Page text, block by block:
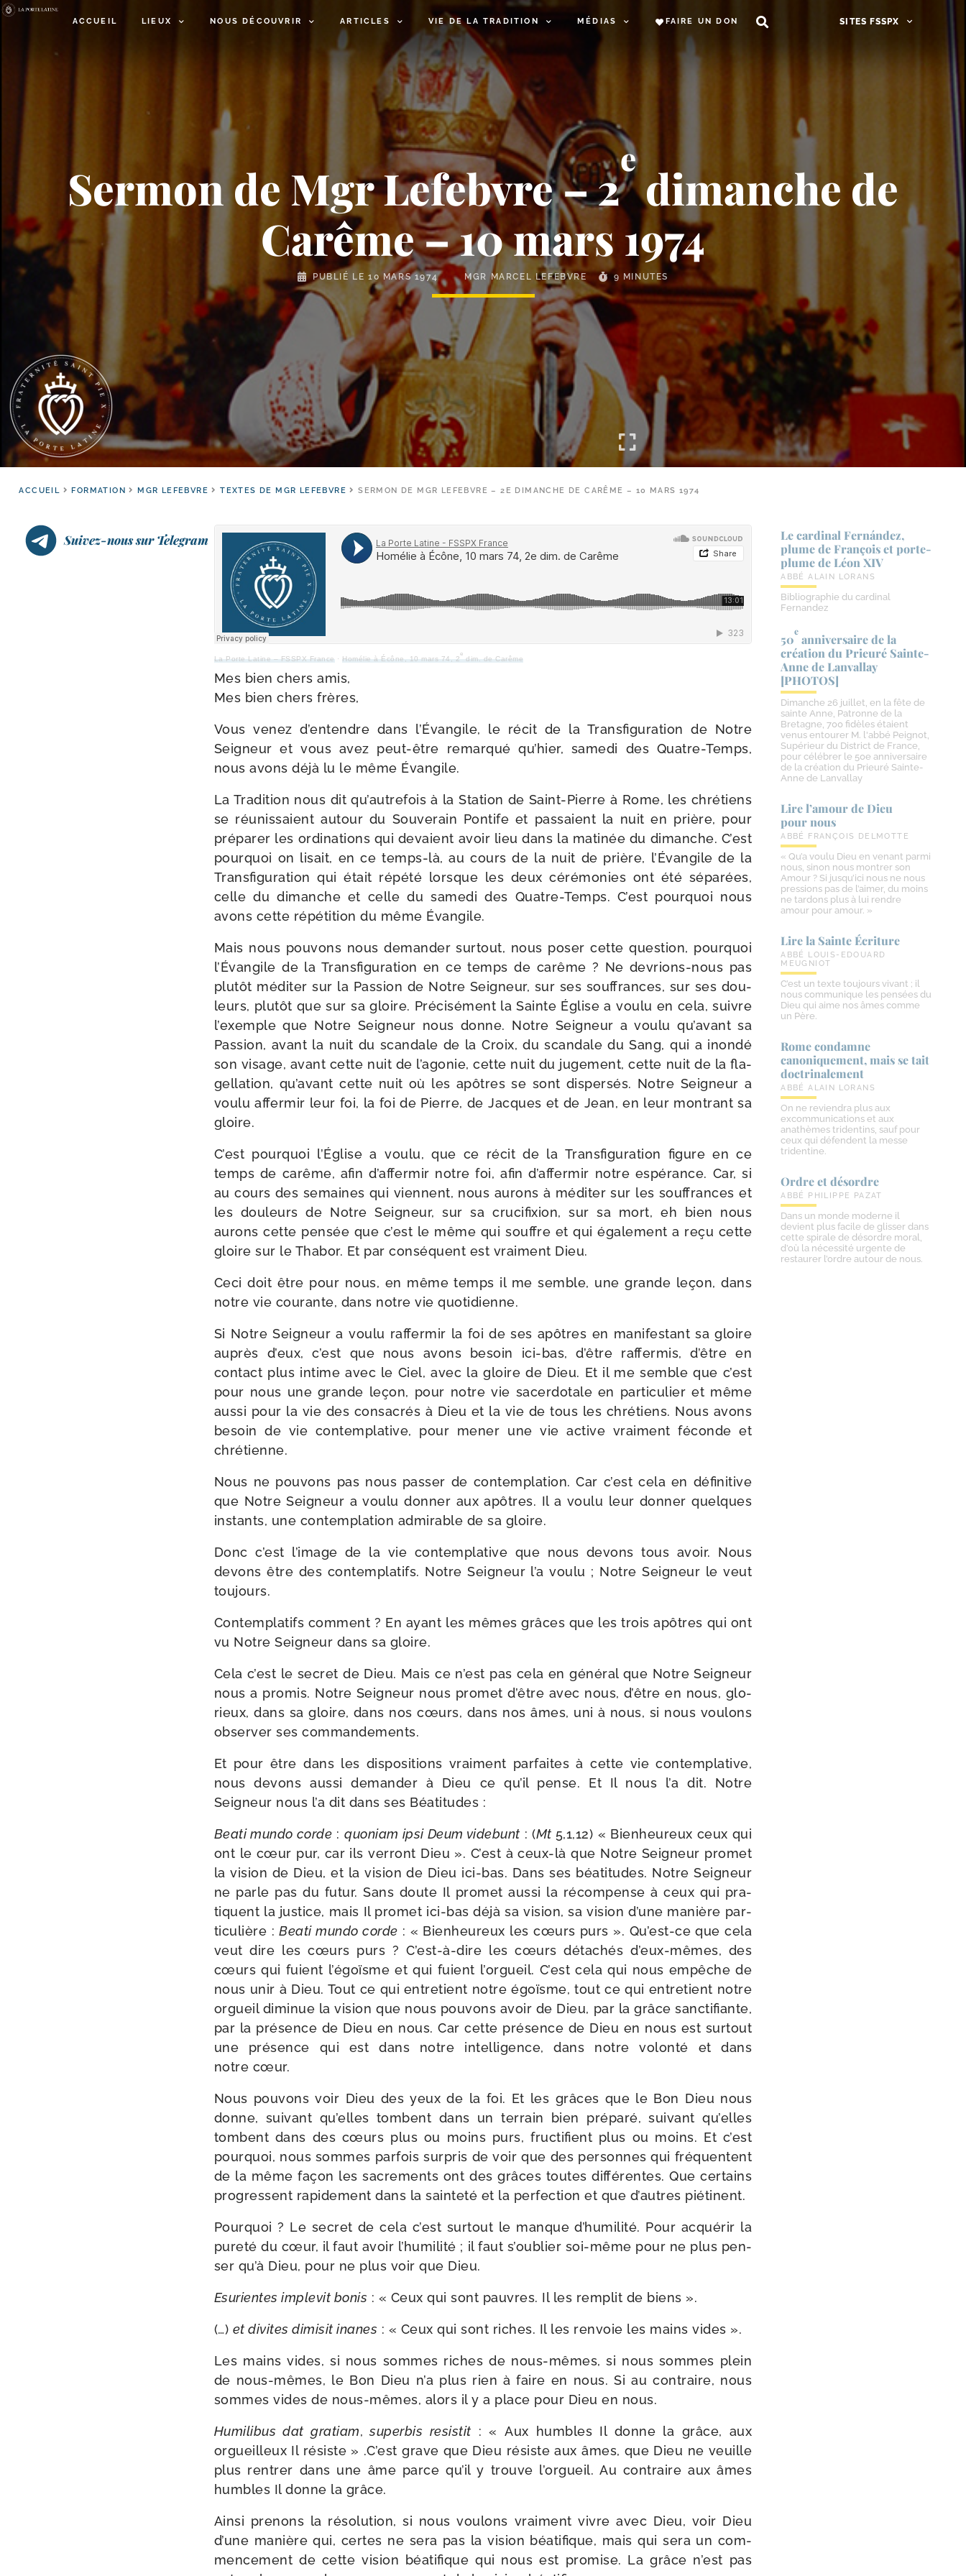
ACCUEIL LIEUX NOUS DÉCOUVRIR ARTICLES VIE DE LA TRADITION MÉDIAS FAIRE UN DON SITES FSSPX
Sermon de Mgr Lefebvre – 2
e
dimanche de
Carême – 10 mars 1974
PUBLIÉ LE 10 MARS 1974 MGR MARCEL LEFEBVRE 9 MINUTES
ACCUEIL FORMATION MGR LEFEBVRE TEXTES DE MGR LEFEBVRE SERMON DE MGR LEFEBVRE – 2E DIMANCHE DE CARÊME – 10 MARS 1974
Suivez-nous sur Telegram
La Porte Latine – FSSPX France·Homélie à Écône, 10 mars 74, 2
e
dim. de Carême
Mes bien chers amis,
Mes bien chers frères,
Vous venez d’entendre dans l’Évangile, le récit de la Transfiguration de Notre
Seigneur et vous avez peut-​être remar­qué qu’hier, same­di des Quatre-​Temps,
nous avons déjà lu le même Évangile.
La Tradition nous dit qu’autrefois à la Station de Saint-​Pierre à Rome, les chré­tiens
se réunis­saient autour du Souverain Pontife et pas­saient la nuit en prière, pour
pré­pa­rer les ordi­na­tions qui devaient avoir lieu dans la mati­née du dimanche. C’est
pour­quoi on lisait, en ce temps-​là, au cours de la nuit de prière, l’Évangile de la
Transfiguration qui était répé­té lorsque les deux céré­mo­nies ont été sépa­rées,
celle du dimanche et celle du same­di des Quatre-​Temps. C’est pour­quoi nous
avons cette répé­ti­tion du même Évangile.
Mais nous pou­vons nous deman­der sur­tout, nous poser cette ques­tion, pour­quoi
l’Évangile de la Transfiguration en ce temps de carême ? Ne devrions-​nous pas
plu­tôt médi­ter sur la Passion de Notre Seigneur, sur ses souf­frances, sur ses dou­
leurs, plu­tôt que sur sa gloire. Précisément la Sainte Église a vou­lu en cela, suivre
l’exemple que Notre Seigneur nous donne. Notre Seigneur a vou­lu qu’avant sa
Passion, avant la nuit du scan­dale de la Croix, du scan­dale du Sang, qui a inon­dé
son visage, avant cette nuit de l’agonie, cette nuit du juge­ment, cette nuit de la fla­
gel­la­tion, qu’avant cette nuit où les apôtres se sont dis­per­sés. Notre Seigneur a
vou­lu affer­mir leur foi, la foi de Pierre, de Jacques et de Jean, en leur mon­trant sa
gloire.
C’est pour­quoi l’Église a vou­lu, que ce récit de la Transfiguration figure en ce
temps de carême, afin d’affermir notre foi, afin d’affermir notre espé­rance. Car, si
au cours des semaines qui viennent, nous aurons à médi­ter sur les souf­frances et
les dou­leurs de Notre Seigneur, sur sa cru­ci­fixion, sur sa mort, eh bien nous
aurons cette pen­sée que c’est le même qui souffre et qui éga­le­ment a reçu cette
gloire sur le Thabor. Et par consé­quent est vrai­ment Dieu.
Ceci doit être pour nous, en même temps il me semble, une grande leçon, dans
notre vie cou­rante, dans notre vie quotidienne.
Si Notre Seigneur a vou­lu raf­fer­mir la foi de ses apôtres en mani­fes­tant sa gloire
auprès d’eux, c’est que nous avons besoin ici-​bas, d’être raf­fer­mis, d’être en
contact plus intime avec le Ciel, avec la gloire de Dieu. Et il me semble que c’est
pour nous une grande leçon, pour notre vie sacer­do­tale en par­ti­cu­lier et même
aus­si pour la vie des consa­crés à Dieu et la vie de tous les chré­tiens. Nous avons
besoin de vie contem­pla­tive, pour mener une vie active vrai­ment féconde et
chrétienne.
Nous ne pou­vons pas nous pas­ser de contem­pla­tion. Car c’est cela en défi­ni­tive
que Notre Seigneur a vou­lu don­ner aux apôtres. Il a vou­lu leur don­ner quelques
ins­tants, une contem­pla­tion admi­rable de sa gloire.
Donc c’est l’image de la vie contem­pla­tive que nous devons tous avoir. Nous
devons être des contem­pla­tifs. Notre Seigneur l’a vou­lu ; Notre Seigneur le veut
toujours.
Contemplatifs com­ment ? En ayant les mêmes grâces que les trois apôtres qui ont
vu Notre Seigneur dans sa gloire.
Cela c’est le secret de Dieu. Mais ce n’est pas cela en géné­ral que Notre Seigneur
nous a pro­mis. Notre Seigneur nous pro­met d’être avec nous, d’être en nous, glo­
rieux, dans sa gloire, dans nos cœurs, dans nos âmes, uni à nous, si nous vou­lons
obser­ver ses commandements.
Et pour être dans les dis­po­si­tions vrai­ment par­faites à cette vie contem­pla­tive,
nous devons aus­si deman­der à Dieu ce qu’il pense. Et Il nous l’a dit. Notre
Seigneur nous l’a dit dans ses Béatitudes :
Beati mun­do corde :quo­niam ipsi Deum vide­bunt : (Mt 5,1,12) « Bienheureux ceux qui
ont le cœur pur, car ils ver­ront Dieu ». C’est à ceux-​là que Notre Seigneur pro­met
la vision de Dieu, et la vision de Dieu ici-​bas. Dans ses béa­ti­tudes. Notre Seigneur
ne parle pas du futur. Sans doute Il pro­met aus­si la récom­pense à ceux qui pra­
tiquent la jus­tice, mais Il pro­met ici-​bas déjà sa vision, sa vision d’une manière par­
ti­cu­lière :Beati mun­do corde : « Bienheureux les cœurs purs ». Qu’est-ce que cela
veut dire les cœurs purs ? C’est-à-dire les cœurs déta­chés d’eux-mêmes, des
cœurs qui fuient l’égoïsme et qui fuient l’orgueil. C’est cela qui nous empêche de
nous unir à Dieu. Tout ce qui entre­tient notre égoïsme, tout ce qui entre­tient notre
orgueil dimi­nue la vision que nous pou­vons avoir de Dieu, par la grâce sanc­ti­fiante,
par la pré­sence de Dieu en nous. Car cette pré­sence de Dieu en nous est sur­tout
une pré­sence qui est dans notre intel­li­gence, dans notre volon­té et dans
notre cœur.
Nous pou­vons voir Dieu des yeux de la foi. Et les grâces que le Bon Dieu nous
donne, sui­vant qu’elles tombent dans un ter­rain bien pré­pa­ré, sui­vant qu’elles
tombent dans des cœurs plus ou moins purs, fruc­ti­fient plus ou moins. Et c’est
pour­quoi, nous sommes par­fois sur­pris de voir que des per­sonnes qui fré­quentent
de la même façon les sacre­ments ont des grâces toutes dif­fé­rentes. Que cer­tains
pro­gressent rapi­de­ment dans la sain­te­té et la per­fec­tion et que d’autres piétinent.
Pourquoi ? Le secret de cela c’est sur­tout le manque d’humilité. Pour acqué­rir la
pure­té du cœur, il faut avoir l’humilité ; il faut s’oublier soi-​même pour ne plus pen­
ser qu’à Dieu, pour ne plus voir que Dieu.
Esurientes imple­vit bonis : « Ceux qui sont pauvres. Il les rem­plit de biens ».
(…) et divites dimi­sit inanes : « Ceux qui sont riches. Il les ren­voie les mains vides ».
Les mains vides, si nous sommes riches de nous-​mêmes, si nous sommes plein
de nous-​mêmes, le Bon Dieu n’a plus rien à faire en nous. Si au contraire, nous
sommes vides de nous-​mêmes, alors il y a place pour Dieu en nous.
Humilibus dat gra­tiam, super­bis resis­tit : « Aux humbles Il donne la grâce, aux
orgueilleux Il résiste » .C’est grave que Dieu résiste aux âmes, que Dieu ne veuille
plus ren­trer dans une âme parce qu’il y trouve l’orgueil. Au contraire aux âmes
humbles Il donne la grâce.
Ainsi pre­nons la réso­lu­tion, si nous vou­lons vrai­ment vivre avec Dieu, voir Dieu
d’une manière qui, certes ne sera pas la vision béa­ti­fique, mais qui sera un com­
men­ce­ment de cette vision béa­ti­fique qui nous est pro­mise. La grâce n’est pas
Le cardinal Fernández,
plume de François et porte-​
plume de Léon XIV
ABBÉ ALAIN LORANS
Bibliographie du cardinal
Fernandez
50
e
anniversaire de la
création du Prieuré Sainte-​
Anne de Lanvallay
[PHOTOS]
Dimanche 26 juillet, en la fête de
sainte Anne, Patronne de la
Bretagne, 700 fidèles étaient
venus entourer M. l'abbé Peignot,
Supérieur du District de France,
pour célébrer le 50e anniversaire
de la création du Prieuré Sainte-
Anne de Lanvallay
Lire l’amour de Dieu
pour nous
ABBÉ FRANÇOIS DELMOTTE
« Qu’a voulu Dieu en venant parmi
nous, sinon nous montrer son
Amour ? Si jusqu’ici nous ne nous
pressions pas de l’aimer, du moins
ne tardons plus à lui rendre
amour pour amour. »
Lire la Sainte Écriture
ABBÉ LOUIS-EDOUARD
MEUGNIOT
C’est un texte toujours vivant ; il
nous communique les pensées du
Dieu qui aime nos âmes comme
un Père.
Rome condamne
canoniquement, mais se tait
doctrinalement
ABBÉ ALAIN LORANS
On ne reviendra plus aux
excommunications et aux
anathèmes tridentins, sauf pour
ceux qui défendent la messe
tridentine.
Ordre et désordre
ABBÉ PHILIPPE PAZAT
Dans un monde moderne il
devient plus facile de glisser dans
cette spirale de désordre moral,
d’où la nécessité urgente de
restaurer l’ordre autour de nous.